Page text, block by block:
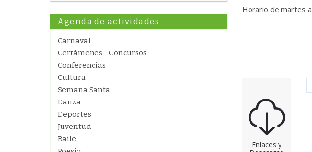
Agenda de actividades
Carnaval
Certámenes - Concursos
Conferencias
Cultura
Semana Santa
Danza
Deportes
Juventud
Baile
Horario de martes
Enlaces y